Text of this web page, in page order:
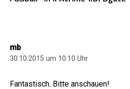
mb
30.10.2015 um 10:10 Uhr
Fantastisch. Bitte anschauen!